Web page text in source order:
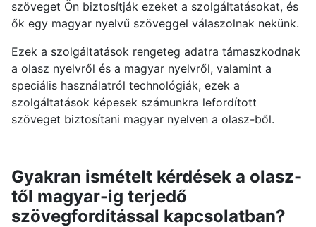
szöveget Ön biztosítják ezeket a szolgáltatásokat, és
ők egy magyar nyelvű szöveggel válaszolnak nekünk.
Ezek a szolgáltatások rengeteg adatra támaszkodnak
a olasz nyelvről és a magyar nyelvről, valamint a
speciális használatról technológiák, ezek a
szolgáltatások képesek számunkra lefordított
szöveget biztosítani magyar nyelven a olasz-ből.
Gyakran ismételt kérdések a olasz-
től magyar-ig terjedő
szövegfordítással kapcsolatban?